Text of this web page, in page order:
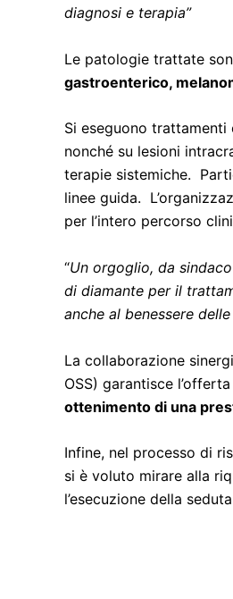
diagnosi e terapia”
Le patologie trattate
gastroenterico,
Si eseguono
nonché su lesioni
terapie sistemiche.
linee guida.
per l’intero percorso
“Un orgoglio, da
di diamante per il
anche al benessere
La collaborazione
OSS) garantisce
ottenimento di una
Infine, nel processo di
si è voluto mirare alla
l’esecuzione della